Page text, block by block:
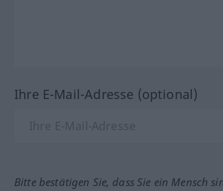
Ihre E-Mail-Adresse (optional)
Bitte bestätigen Sie, dass Sie ein Mensch